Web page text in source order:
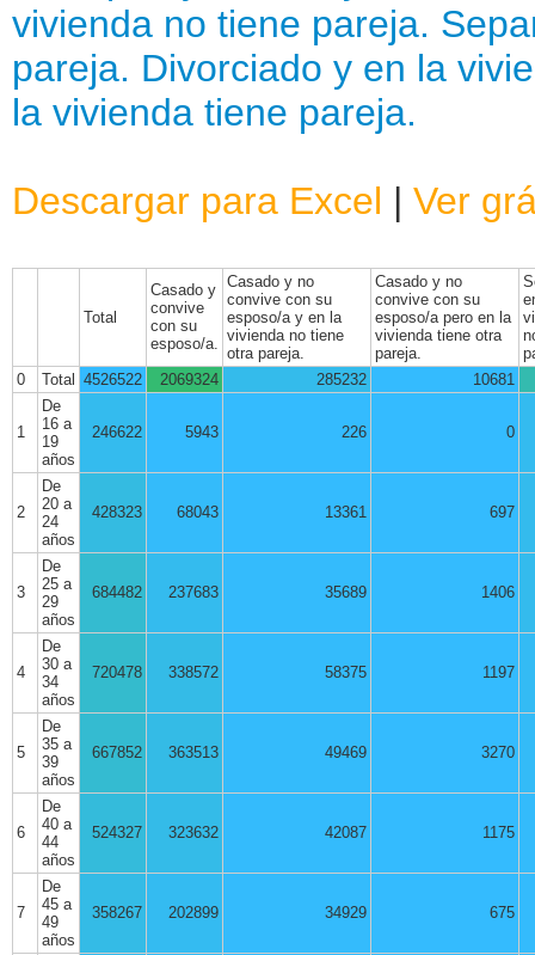
vivienda no tiene pareja.
pareja. Divorciado y en la
la vivienda tiene pareja.
Descargar para Excel | Ver
Total
Casado y
convive
con su
esposo/a.
Casado y no
convive con su
esposo/a y en la
vivienda no tiene
otra pareja.
Casado y no
convive con su
esposo/a pero en la
vivienda tiene otra
pareja.
0
Total 4526522 2069324 285232 10681
1
De
16 a
19
años
246622 5943 226 0
2
De
20 a
24
años
428323 68043 13361 697
3
De
25 a
29
años
684482 237683 35689 1406
4
De
30 a
34
años
720478 338572 58375 1197
5
De
35 a
39
años
667852 363513 49469 3270
6
De
40 a
44
años
524327 323632 42087 1175
7
De
45 a
49
años
358267 202899 34929 675